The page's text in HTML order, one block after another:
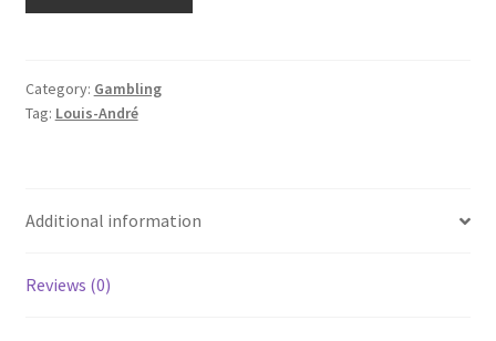
jeu
quantity
Category: Gambling
Tag: Louis-André
Additional information
Reviews (0)